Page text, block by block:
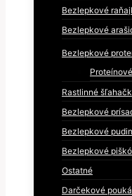
Bezlepkové
Bezlepkové
Bezlepkové
Rastlinné
Bezlepkové
Bezlepkové
Bezlepkové
Ostatné
Darčekové